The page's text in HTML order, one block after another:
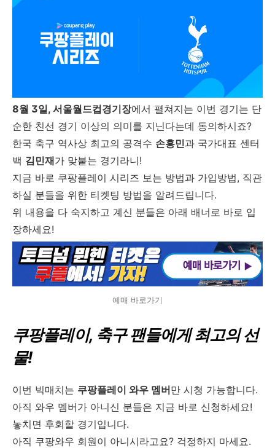
8월 3일, 서울월드컵경기장에서 펼쳐지는 이번 경기는 단
순한 친선 경기 이상의 의미를 지닌다는데 동의하시죠?
한국 축구 역사상 최고의 공격수 손흥민과 국가대표 센터
백 김민재가 맞붙는 경기라니!
지금 바로 쿠팡플레이 시리즈 보는 방법과 가입방법, 직관
하실 분들을 위한 티켓팅 방법을 알려드립니다.
위 내용을 다 숙지하고 계신 분들은 아래 배너로 바로 입
장하세요!
예매 바로가기
쿠팡플레이, 축구 팬들에게 최고의 선
물!
이번 빅매치는 쿠팡플레이 와우 멤버만 시청 가능합니다.
아직 와우 멤버가 아니신 분들은 지금 바로 신청하세요!
놓치면 후회할 경기입니다.
아직 쿠팡와우 회원이 아니시라고요? 걱정하지 마세요.